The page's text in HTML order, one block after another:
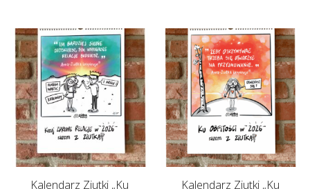
Kalendarz Ziutki „Ku
Kalendarz Ziutki „Ku